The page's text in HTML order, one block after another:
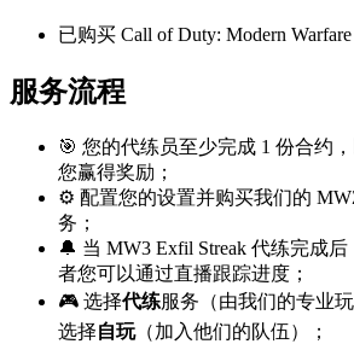
已购买 Call of Duty: Modern Warfare
服务流程
🎯 您的代练员至少完成 1 份合约
您赢得奖励；
⚙️ 配置您的设置并购买我们的
务；
🔔 当 MW3 Exfil Streak 代练完成
者您可以通过直播跟踪进度；
🎮 选择代练服务（由我们的专业
选择自玩（加入他们的队伍）；